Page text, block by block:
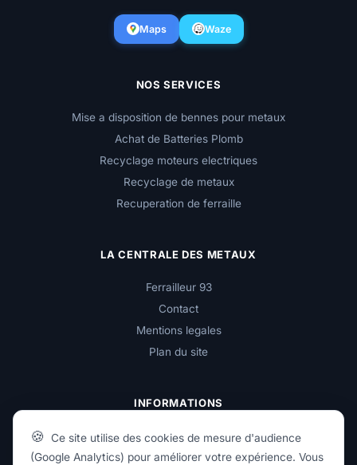
Maps Waze
NOS SERVICES
Mise a disposition de bennes pour metaux
Achat de Batteries Plomb
Recyclage moteurs electriques
Recyclage de metaux
Recuperation de ferraille
LA CENTRALE DES METAUX
Ferrailleur 93
Contact
Mentions legales
Plan du site
INFORMATIONS
Reglementation sur l'achat de metaux
🍪
Ce site utilise des cookies de mesure d'audience
(Google Analytics) pour améliorer votre expérience. Vous